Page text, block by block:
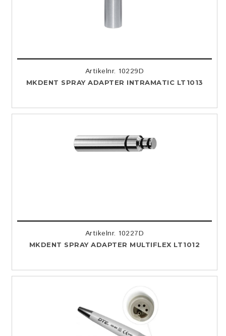
Artikelnr. 10229D
MKDENT SPRAY ADAPTER INTRAMATIC LT1013
Artikelnr. 10227D
MKDENT SPRAY ADAPTER MULTIFLEX LT1012